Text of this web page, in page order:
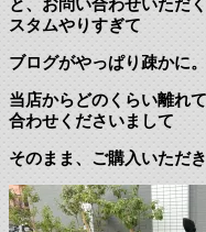
と、お問い合わせいただ
スタムやりすぎて
ブログがやっぱり疎かに
当店からどのくらい離れ
合わせくださいまして
そのまま、ご購入いただ